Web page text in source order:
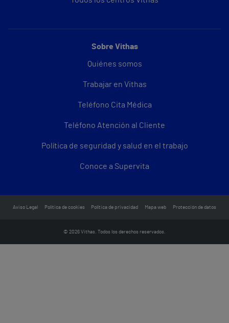
Sobre Vithas
Quiénes somos
Trabajar en Vithas
Teléfono Cita Médica
Teléfono Atención al Cliente
Política de seguridad y salud en el trabajo
Conoce a Supervita
Aviso Legal Política de cookies Política de privacidad Mapa web Protección de datos
© 2026 Vithas. Todos los derechos reservados.